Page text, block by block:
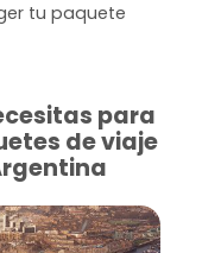
tu paquete
para
de viaje